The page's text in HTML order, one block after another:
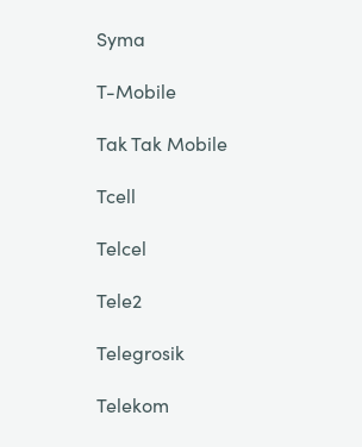
Syma
T-Mobile
Tak Tak Mobile
Tcell
Telcel
Tele2
Telegrosik
Telekom